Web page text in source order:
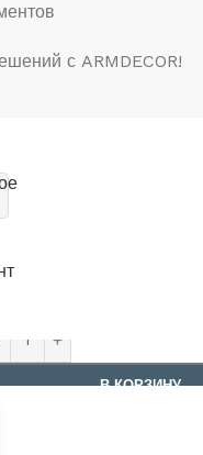
с ARMDECOR!
В КОРЗИНУ